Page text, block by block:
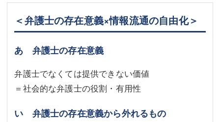
＜弁護士の存在意義×情報流通の自由化＞
あ 弁護士の存在意義
弁護士でなくては提供できない価値
＝社会的な弁護士の役割・有用性
い 弁護士の存在意義から外れるもの